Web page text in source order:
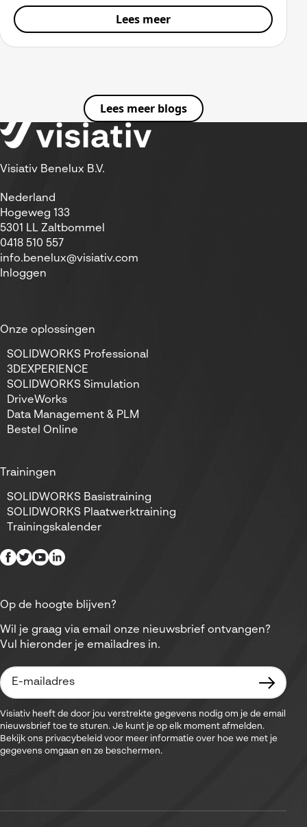
Lees meer
Lees meer blogs
Visiativ Benelux B.V.
Nederland
Hogeweg 133
5301 LL Zaltbommel
0418 510 557
info.benelux@visiativ.com
Inloggen
Onze oplossingen
SOLIDWORKS Professional
3DEXPERIENCE
SOLIDWORKS Simulation
DriveWorks
Data Management & PLM
Bestel Online
Trainingen
SOLIDWORKS Basistraining
SOLIDWORKS Plaatwerktraining
Trainingskalender
Op de hoogte blijven?
Wil je graag via email onze nieuwsbrief ontvangen?
Vul hieronder je emailadres in.
Visiativ heeft de door jou verstrekte gegevens nodig om je de email
nieuwsbrief toe te sturen. Je kunt je op elk moment afmelden.
Bekijk ons privacybeleid voor meer informatie over hoe we met je
gegevens omgaan en ze beschermen.